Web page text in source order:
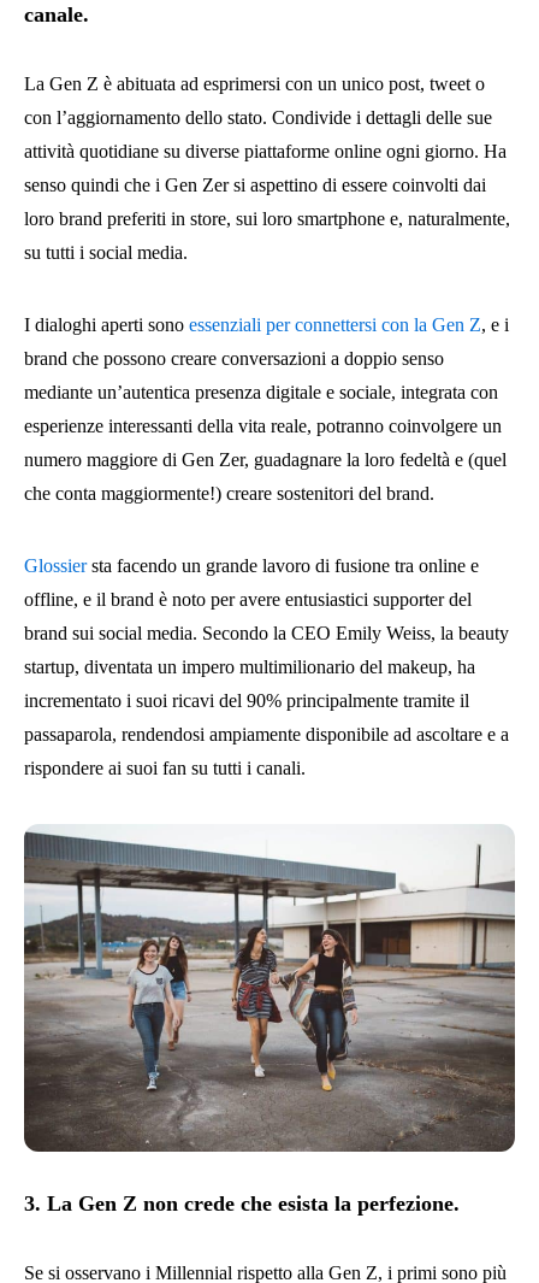
canale.
La Gen Z è abituata ad esprimersi con un unico post, tweet o
con l’aggiornamento dello stato. Condivide i dettagli delle sue
attività quotidiane su diverse piattaforme online ogni giorno. Ha
senso quindi che i Gen Zer si aspettino di essere coinvolti dai
loro brand preferiti in store, sui loro smartphone e, naturalmente,
su tutti i social media.
I dialoghi aperti sono essenziali per connettersi con la Gen Z, e i
brand che possono creare conversazioni a doppio senso
mediante un’autentica presenza digitale e sociale, integrata con
esperienze interessanti della vita reale, potranno coinvolgere un
numero maggiore di Gen Zer, guadagnare la loro fedeltà e (quel
che conta maggiormente!) creare sostenitori del brand.
Glossiersta facendo un grande lavoro di fusione tra online e
offline, e il brand è noto per avere entusiastici supporter del
brand sui social media. Secondo la CEO Emily Weiss, la beauty
startup, diventata un impero multimilionario del makeup, ha
incrementato i suoi ricavi del 90% principalmente tramite il
passaparola, rendendosi ampiamente disponibile ad ascoltare e a
rispondere ai suoi fan su tutti i canali.
3. La Gen Z non crede che esista la perfezione.
Se si osservano i Millennial rispetto alla Gen Z, i primi sono più